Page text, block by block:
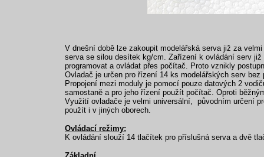
V dnešní době lze zakoupit modelářská serva již za
serva se silou desítek kg/cm. Zařízení k ovládání serv
programovat a ovládat přes počítač. Proto vznikly
Ovladač je určen pro řízení 14 ks modelářských serv
Propojení mezi moduly je pomocí pouze datových 2
samostaně a pro jeho řízení použít počítač. Oproti
Využití ovladače je velmi universální, původním určení
použít i v jiných oborech.
Ovládací režimy:
K ovládání slouží 14 tlačítek pro příslušná serva a dvě